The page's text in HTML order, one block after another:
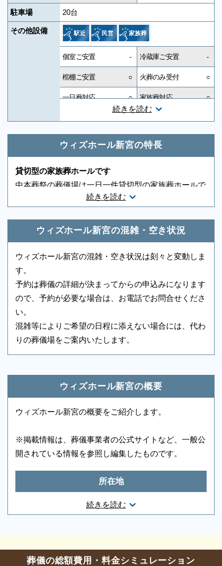
駐車場 20台
その他設備 駅近 民営 家族葬
続きを読む
個室ご安置 - 冷蔵庫ご安置 -
棺棚ご安置 ○ 火葬のみ受付 ○
一日葬対応 ○ 家族葬対応 ○
友人葬対応 ○ 社葬対応 -
音響、照明設備 -
親族控室 ○ 宗教者控室 -
浴室 - 貸布団
アメニティセット - 冷蔵庫
テレビ ○ 多目的トイレ
バリアフリー意識 - エントランス
ロビー
ウィズホール新宮の特長
続きを読む
貸切型の家族葬ホールです
中本葬祭の葬儀場は一日一件貸切型の家族葬ホールで
す。どなたにも気兼ねなく、少ない人数でも寂しく感
可能なように、各斎場でスタッフがお待ちしていま
す。大切な人を送る大事な場所です。些細な事でも何
なりと私たちにお尋ねください。
ウィズホールはどのような葬儀形式にも対応していま
す。家族葬には充分な駐車場を確保してあり、車での
ウィズホール新宮の混雑・空き状況
ウィズホール新宮の混雑・空き状況は刻々と変動しま
す。
予約は葬儀の詳細が決まってからの申込みになります
ので、予約が必要な場合は、お電話でお問合せくださ
い。
混雑等によりご希望の日程に添えない場合には、代わ
りの葬儀場をご案内いたします。
続きを読む
ウィズホール新宮の概要
ウィズホール新宮の概要をご紹介します。
※掲載情報は、葬儀事業者の公式サイトなど、一般公
開されている情報を参照し編集したものです。
所在地
和歌山県新宮市下田1-9-14
葬儀の相談 0120-24-1234
葬儀の総額費用・料金シミュレーション